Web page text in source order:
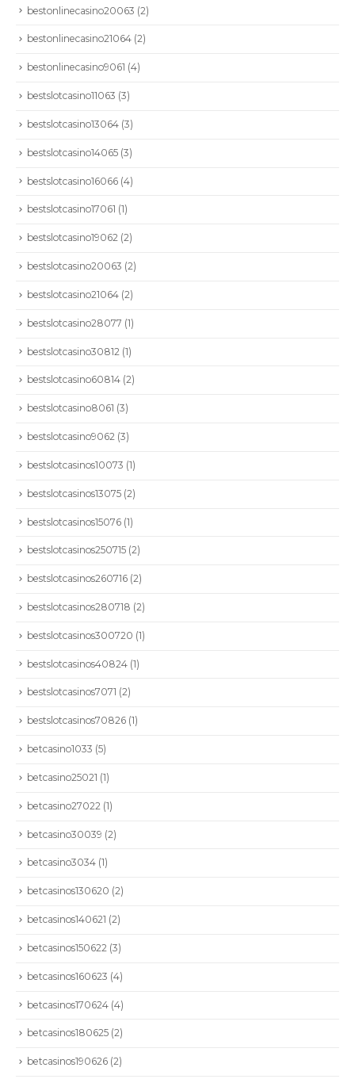
bestonlinecasino20063 (2)
bestonlinecasino21064 (2)
bestonlinecasino9061 (4)
bestslotcasino11063 (3)
bestslotcasino13064 (3)
bestslotcasino14065 (3)
bestslotcasino16066 (4)
bestslotcasino17061 (1)
bestslotcasino19062 (2)
bestslotcasino20063 (2)
bestslotcasino21064 (2)
bestslotcasino28077 (1)
bestslotcasino30812 (1)
bestslotcasino60814 (2)
bestslotcasino8061 (3)
bestslotcasino9062 (3)
bestslotcasinos10073 (1)
bestslotcasinos13075 (2)
bestslotcasinos15076 (1)
bestslotcasinos250715 (2)
bestslotcasinos260716 (2)
bestslotcasinos280718 (2)
bestslotcasinos300720 (1)
bestslotcasinos40824 (1)
bestslotcasinos7071 (2)
bestslotcasinos70826 (1)
betcasino1033 (5)
betcasino25021 (1)
betcasino27022 (1)
betcasino30039 (2)
betcasino3034 (1)
betcasinos130620 (2)
betcasinos140621 (2)
betcasinos150622 (3)
betcasinos160623 (4)
betcasinos170624 (4)
betcasinos180625 (2)
betcasinos190626 (2)